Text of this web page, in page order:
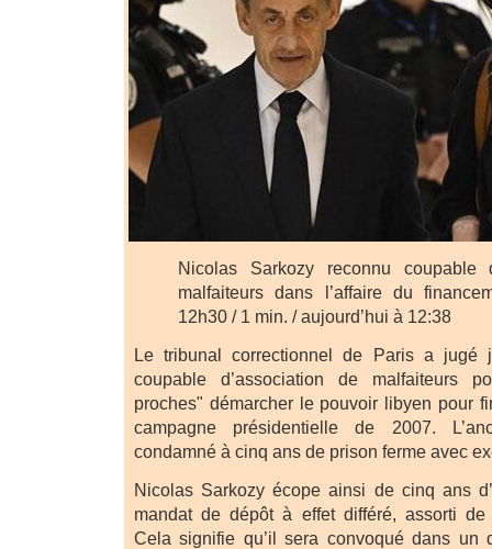
Nicolas Sarkozy reconnu coupable
malfaiteurs dans l’affaire du
12h30 / 1 min. / aujourd’hui à 12:38
Le tribunal correctionnel de Paris a jugé
coupable d’association de malfaiteurs
proches" démarcher le pouvoir libyen pour
campagne présidentielle de 2007.
condamné à cinq ans de prison ferme avec
Nicolas Sarkozy écope ainsi de cinq ans
mandat de dépôt à effet différé, assorti de
Cela signifie qu’il sera convoqué dans un